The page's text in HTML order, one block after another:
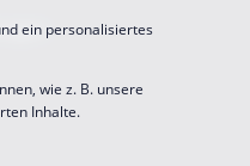
ein personalisiertes
wie z. B. unsere
Inhalte.